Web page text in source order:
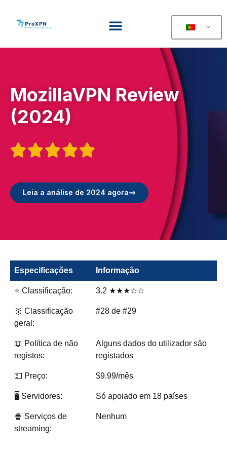
MozillaVPN Review
(2024)

Leia a análise de 2024 agora
Especificações Informação
⭐ Classificação: 3.2 ★★★☆☆
🥇 Classificação
geral:
#28 de #29
📖 Política de não
registos:
Alguns dados do utilizador são
registados
💵 Preço: $9.99/mês
🖥️ Servidores: Só apoiado em 18 países
🍿 Serviços de
streaming:
Nenhum